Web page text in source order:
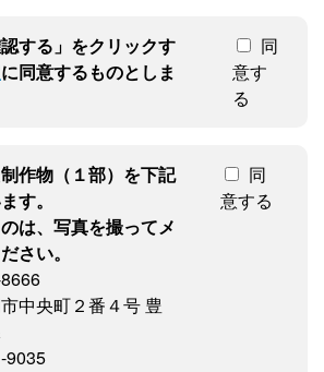
する」をクリックす
に同意するものとしま
同
意す
る
作物（１部）を下記
す。
は、写真を撮ってメ
さい。
央町２番４号 豊
同
意する